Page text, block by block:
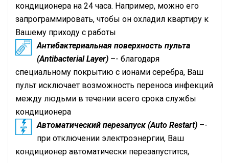
кондиционера на 24 часа. Например, можно его
запрограммировать, чтобы он охладил квартиру к
Вашему приходу с работы
Антибактериальная поверхность пульта
(Antibacterial Layer) –- благодаря
специальному покрытию с ионами серебра, Ваш
пульт исключает возможность переноса инфекций
между людьми в течении всего срока службы
кондиционера
Автоматический перезапуск (Auto Restart) –-
при отключении электроэнергии, Ваш
кондиционер автоматически перезапустится,